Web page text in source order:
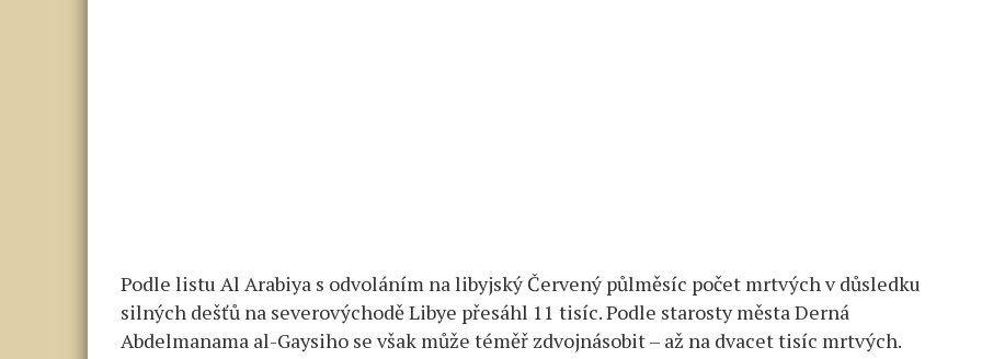
Podle listu Al Arabiya s odvoláním na libyjský Červený půlměsíc počet mrtvých v důsledku
silných dešťů na severovýchodě Libye přesáhl 11 tisíc. Podle starosty města Derná
Abdelmanama al-Gaysiho se však může téměř zdvojnásobit – až na dvacet tisíc mrtvých.